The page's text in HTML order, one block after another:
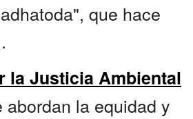
que hace
la Justicia Ambiental
abordan la equidad y